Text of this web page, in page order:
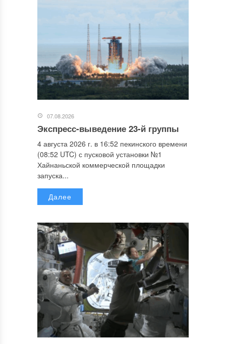
07.08.2026
Экспресс-выведение 23-й группы
4 августа 2026 г. в 16:52 пекинского времени
(08:52 UTC) с пусковой установки №1
Хайнаньской коммерческой площадки
запуска...
Далее